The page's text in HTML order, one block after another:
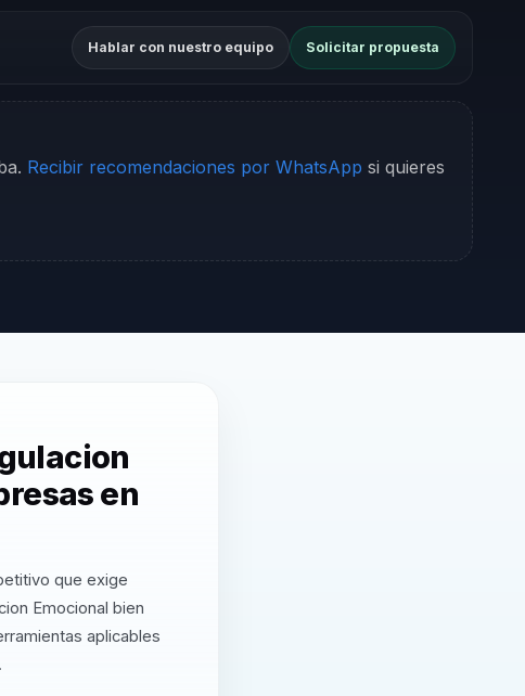
Hablar con nuestro equipo Solicitar propuesta
Recibir recomendaciones por WhatsApp si quieres
en
que exige
Emocional bien
aplicables